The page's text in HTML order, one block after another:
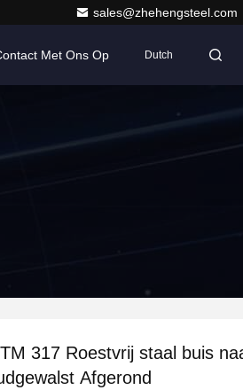
sales@zhehengsteel.com
Met Ons Op Dutch
317 Roestvrij staal buis
Afgerond